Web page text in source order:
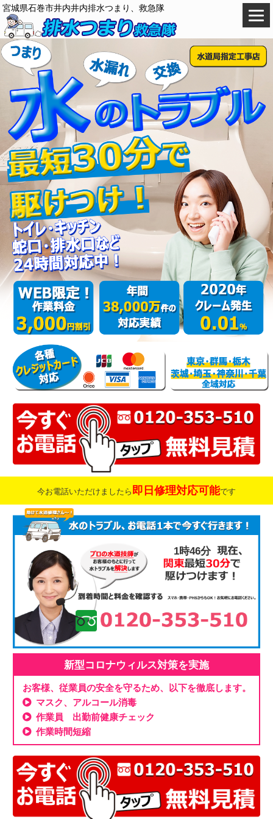
宮城県石巻市井内井内排水つまり、救急隊
今お電話いただけましたら 即日修理対応可能です
1時46分
新型コロナウィルス対策を実施
お客様、従業員の安全を守るため、以下を徹底します。
マスク、アルコール消毒
作業員 出勤前健康チェック
作業時間短縮